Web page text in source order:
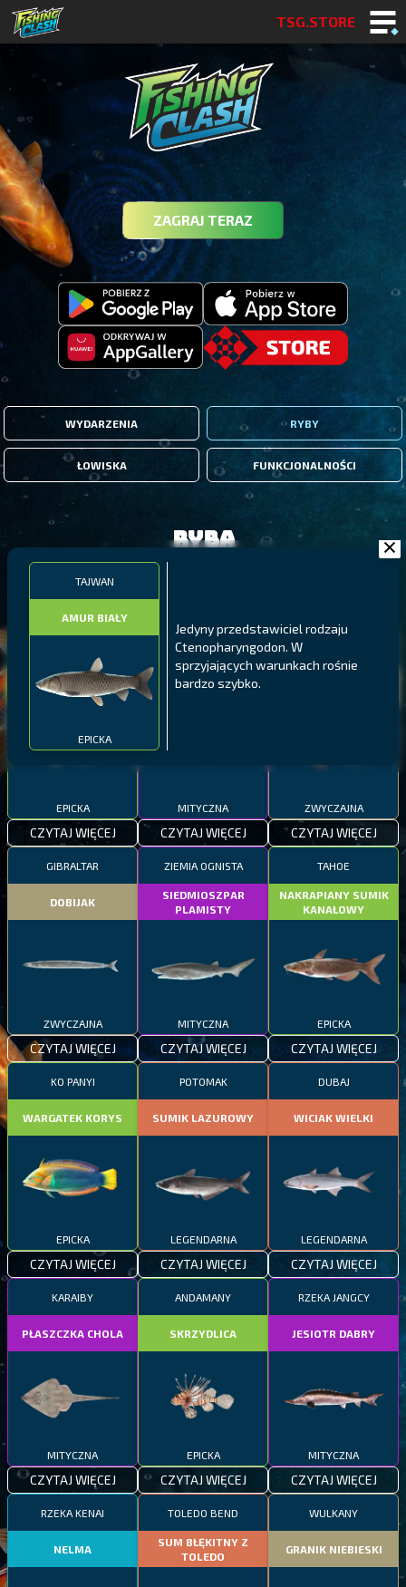
TSG.STORE
ZAGRAJ TERAZ
WYDARZENIA RYBY
ŁOWISKA FUNKCJONALNOŚCI
TAJWAN
AMUR BIAŁY
EPICKA
Jedyny przedstawiciel rodzaju
Ctenopharyngodon. W
sprzyjających warunkach rośnie
bardzo szybko.
Ryba
PYSZCZAK ZACHODNI
EPICKA
CZYTAJ WIĘCEJ
PÓŁNOCNE FIORDY
LING
MITYCZNA
CZYTAJ WIĘCEJ
WYSPY GALAPAGOS
ZWYCZAJNA
CZYTAJ WIĘCEJ
GIBRALTAR
DOBIJAK
ZWYCZAJNA
CZYTAJ WIĘCEJ
ZIEMIA OGNISTA
SIEDMIOSZPAR
PLAMISTY
MITYCZNA
CZYTAJ WIĘCEJ
TAHOE
NAKRAPIANY SUMIK
KANAŁOWY
EPICKA
CZYTAJ WIĘCEJ
KO PANYI
WARGATEK KORYS
EPICKA
CZYTAJ WIĘCEJ
POTOMAK
SUMIK LAZUROWY
LEGENDARNA
CZYTAJ WIĘCEJ
DUBAJ
WICIAK WIELKI
LEGENDARNA
CZYTAJ WIĘCEJ
KARAIBY
PŁASZCZKA CHOLA
MITYCZNA
CZYTAJ WIĘCEJ
ANDAMANY
SKRZYDLICA
EPICKA
CZYTAJ WIĘCEJ
RZEKA JANGCY
JESIOTR DABRY
MITYCZNA
CZYTAJ WIĘCEJ
RZEKA KENAI
NELMA
TOLEDO BEND
SUM BŁĘKITNY Z
TOLEDO
WULKANY
GRANIK NIEBIESKI